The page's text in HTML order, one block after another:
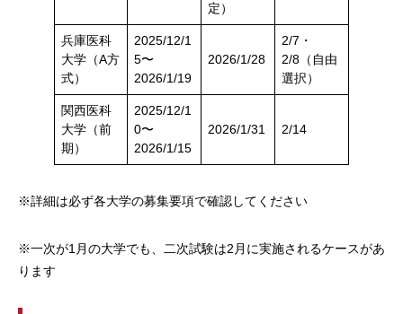
定）
兵庫医科
大学（A方
式）
2025/12/1
5〜
2026/1/19
2026/1/28
2/7・
2/8（自由
選択）
関西医科
大学（前
期）
2025/12/1
0〜
2026/1/15
2026/1/31 2/14
※詳細は必ず各大学の募集要項で確認してください
※一次が1月の大学でも、二次試験は2月に実施されるケースがあ
ります